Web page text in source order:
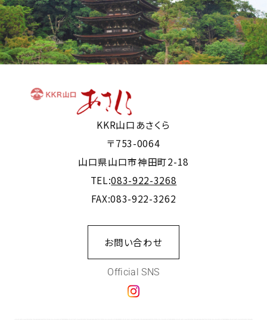
KKR山口あさくら
〒753-0064
山口県山口市神田町2-18
TEL:083-922-3268
FAX:083-922-3262
お問い合わせ
Official SNS